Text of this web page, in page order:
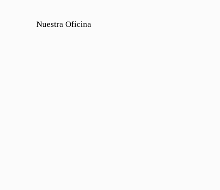
Nuestra Oficina